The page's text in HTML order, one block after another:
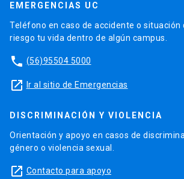
EMERGENCIAS UC
Teléfono en caso de accidente o situación
riesgo tu vida dentro de algún campus.
phone (56)95504 5000
launch Ir al sitio de Emergencias
DISCRIMINACIÓN Y VIOLENCIA
Orientación y apoyo en casos de
género o violencia sexual.
launch Contacto para apoyo